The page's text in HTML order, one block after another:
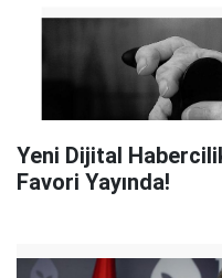
Yeni Dijital
Favori Yayında!